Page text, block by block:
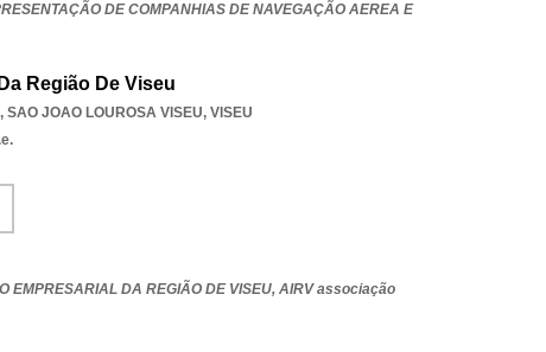
DE COMPANHIAS DE NAVEGAÇÃO AEREA E
Região De Viseu
, SAO JOAO LOUROSA VISEU, VISEU
EMPRESARIAL DA REGIÃO DE VISEU, AIRV associação